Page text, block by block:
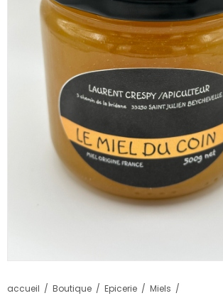
accueil Boutique Epicerie Miels